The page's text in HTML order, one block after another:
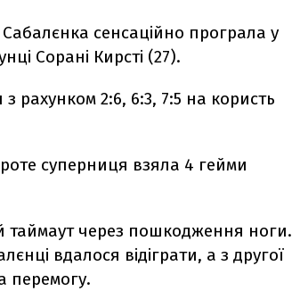
сенсаційно програла у
Сорані Кирсті (27).
рахунком 2:6, 6:3, 7:5 на користь
суперниця взяла 4 гейми
таймаут через пошкодження ноги.
вдалося відіграти, а з другої
перемогу.